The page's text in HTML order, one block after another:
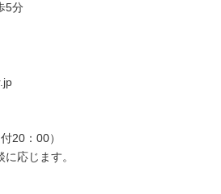
5分
20：00）
応じます。